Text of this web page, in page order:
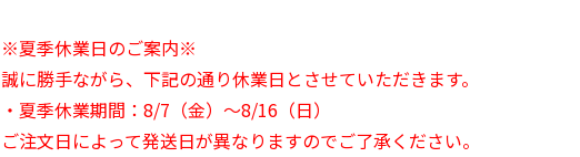
※夏季休業日のご案内※
誠に勝手ながら、下記の通り休業日とさせていただきます。
・夏季休業期間：8/7（金）～8/16（日）
ご注文日によって発送日が異なりますのでご了承ください。